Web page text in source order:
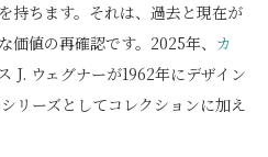
持ちます。それは、過去と現在が
値の再確認です。2025年、 カ
J. ウェグナーが1962年にデザイン
リーズとしてコレクションに加え